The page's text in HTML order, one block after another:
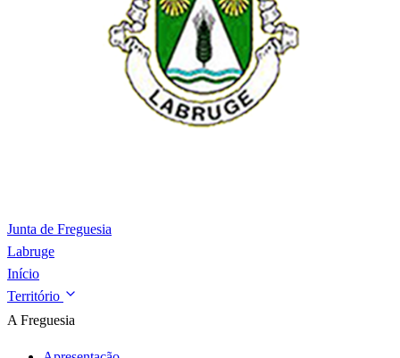
Junta de Freguesia
Labruge
Início
Território
A Freguesia